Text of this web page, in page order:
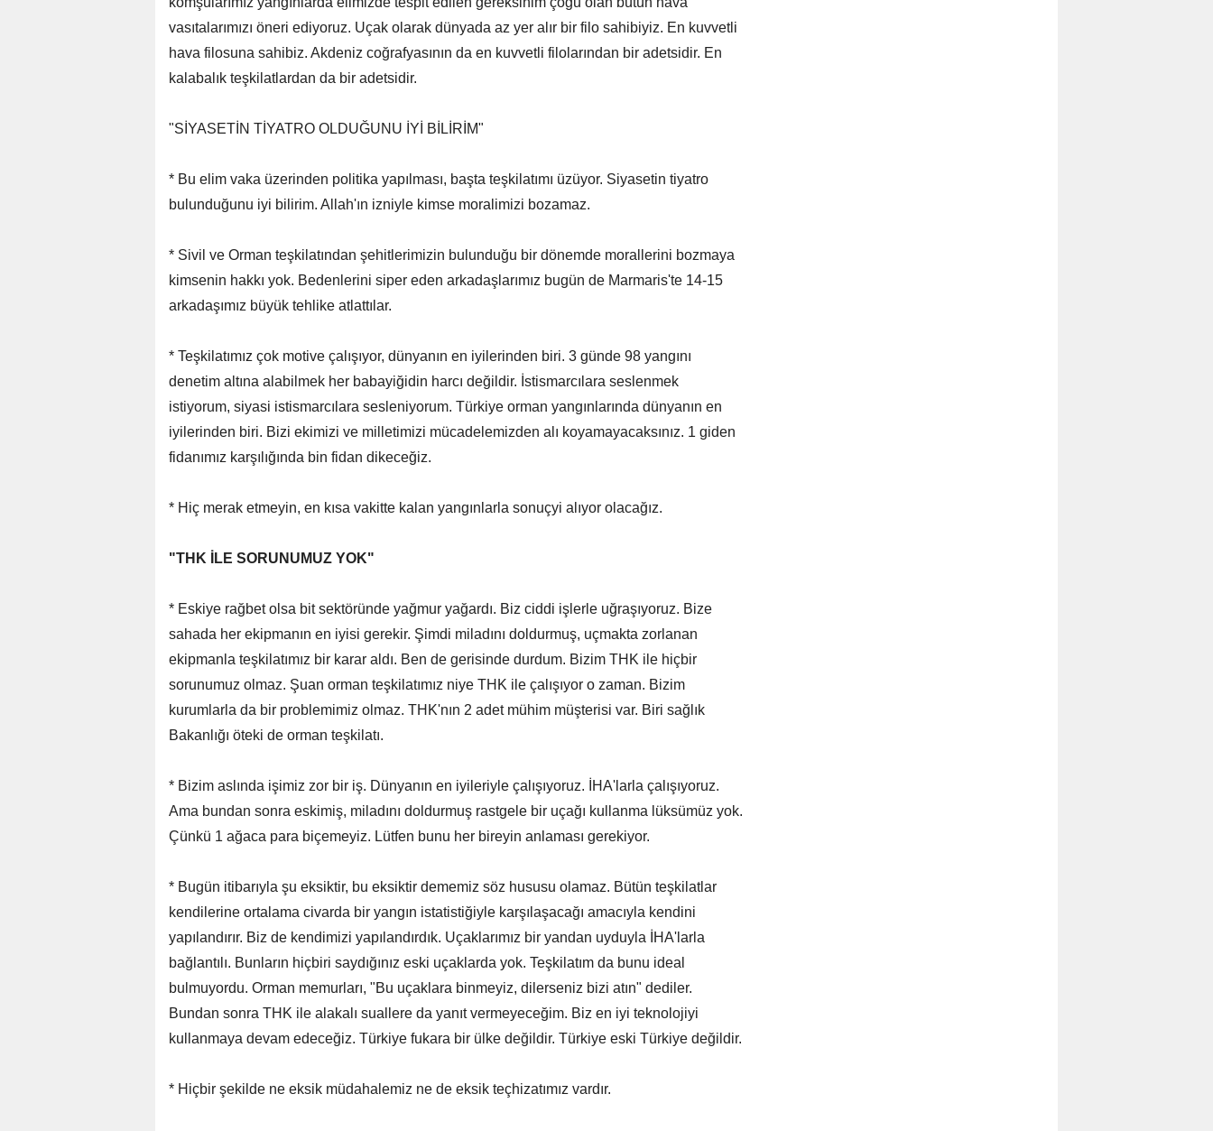
vasıtalarımızı öneri ediyoruz. Uçak olarak dünyada az yer alır bir filo sahibiyiz. En kuvvetli
hava filosuna sahibiz. Akdeniz coğrafyasının da en kuvvetli filolarından bir adetsidir. En
kalabalık teşkilatlardan da bir adetsidir.
"SİYASETİN TİYATRO OLDUĞUNU İYİ BİLİRİM"
* Bu elim vaka üzerinden politika yapılması, başta teşkilatımı üzüyor. Siyasetin tiyatro
bulunduğunu iyi bilirim. Allah'ın izniyle kimse moralimizi bozamaz.
* Sivil ve Orman teşkilatından şehitlerimizin bulunduğu bir dönemde morallerini bozmaya
kimsenin hakkı yok. Bedenlerini siper eden arkadaşlarımız bugün de Marmaris'te 14-15
arkadaşımız büyük tehlike atlattılar.
* Teşkilatımız çok motive çalışıyor, dünyanın en iyilerinden biri. 3 günde 98 yangını
denetim altına alabilmek her babayiğidin harcı değildir. İstismarcılara seslenmek
istiyorum, siyasi istismarcılara sesleniyorum. Türkiye orman yangınlarında dünyanın en
iyilerinden biri. Bizi ekimizi ve milletimizi mücadelemizden alı koyamayacaksınız. 1 giden
fidanımız karşılığında bin fidan dikeceğiz.
* Hiç merak etmeyin, en kısa vakitte kalan yangınlarla sonuçyi alıyor olacağız.
"THK İLE SORUNUMUZ YOK"
* Eskiye rağbet olsa bit sektöründe yağmur yağardı. Biz ciddi işlerle uğraşıyoruz. Bize
sahada her ekipmanın en iyisi gerekir. Şimdi miladını doldurmuş, uçmakta zorlanan
ekipmanla teşkilatımız bir karar aldı. Ben de gerisinde durdum. Bizim THK ile hiçbir
sorunumuz olmaz. Şuan orman teşkilatımız niye THK ile çalışıyor o zaman. Bizim
kurumlarla da bir problemimiz olmaz. THK'nın 2 adet mühim müşterisi var. Biri sağlık
Bakanlığı öteki de orman teşkilatı.
* Bizim aslında işimiz zor bir iş. Dünyanın en iyileriyle çalışıyoruz. İHA'larla çalışıyoruz.
Ama bundan sonra eskimiş, miladını doldurmuş rastgele bir uçağı kullanma lüksümüz yok.
Çünkü 1 ağaca para biçemeyiz. Lütfen bunu her bireyin anlaması gerekiyor.
* Bugün itibarıyla şu eksiktir, bu eksiktir dememiz söz hususu olamaz. Bütün teşkilatlar
kendilerine ortalama civarda bir yangın istatistiğiyle karşılaşacağı amacıyla kendini
yapılandırır. Biz de kendimizi yapılandırdık. Uçaklarımız bir yandan uyduyla İHA'larla
bağlantılı. Bunların hiçbiri saydığınız eski uçaklarda yok. Teşkilatım da bunu ideal
bulmuyordu. Orman memurları, "Bu uçaklara binmeyiz, dilerseniz bizi atın" dediler.
Bundan sonra THK ile alakalı suallere da yanıt vermeyeceğim. Biz en iyi teknolojiyi
kullanmaya devam edeceğiz. Türkiye fukara bir ülke değildir. Türkiye eski Türkiye değildir.
* Hiçbir şekilde ne eksik müdahalemiz ne de eksik teçhizatımız vardır.